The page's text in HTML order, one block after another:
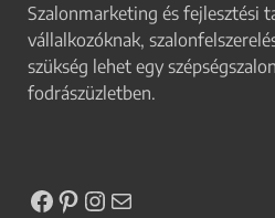
Szalonmarketing és fejlesztési
vállalkozóknak,
szükség lehet egy
fodrászüzletben.